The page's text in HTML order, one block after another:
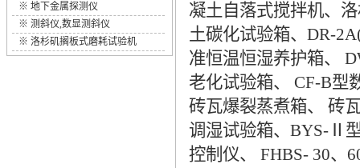
※ 地下金属探测仪
※ 测斜仪,数显测斜仪
※ 洛杉矶搁板式磨耗试验机
凝土自落式搅拌机、
土碳化试验箱、DR-
准恒温恒湿养护箱、
老化试验箱、 CF-B型
砖瓦爆裂蒸煮箱、 砖
调湿试验箱、BYS-Ⅱ
控制仪、 FHBS- 30、